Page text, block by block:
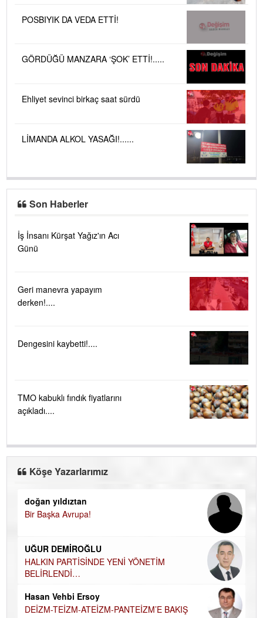
POSBIYIK DA VEDA ETTİ!
GÖRDÜĞÜ MANZARA ‘ŞOK’ ETTİ!.....
Ehliyet sevinci birkaç saat sürdü
LİMANDA ALKOL YASAĞI!......
Son Haberler
İş İnsanı Kürşat Yağız'ın Acı
Günü
Geri manevra yapayım
derken!....
Dengesini kaybetti!....
TMO kabuklı fındık fiyatlarını
açıkladı....
Köşe Yazarlarımız
doğan yıldıztan
Bir Başka Avrupa!
UĞUR DEMİROĞLU
HALKIN PARTİSİNDE YENİ YÖNETİM
BELİRLENDİ…
Hasan Vehbi Ersoy
DEİZM-TEİZM-ATEİZM-PANTEİZM’E BAKIŞ